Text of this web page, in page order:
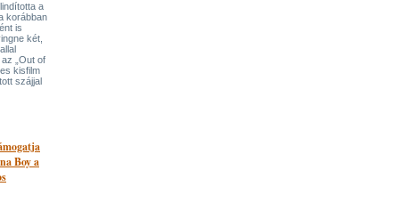
a
korábban
is
két,
„Out of
kisfilm
szájjal
Boy a